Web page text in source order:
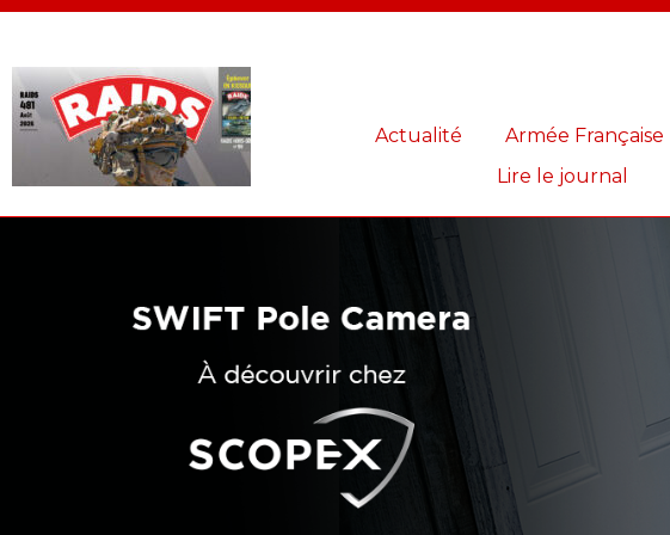
Actualité Armée Française
Lire le journal
Panneau de gestion des cookies